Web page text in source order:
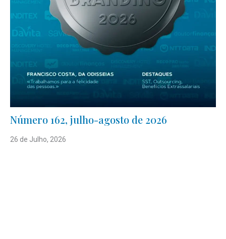
Número 162, julho-agosto de 2026
26 de Julho, 2026